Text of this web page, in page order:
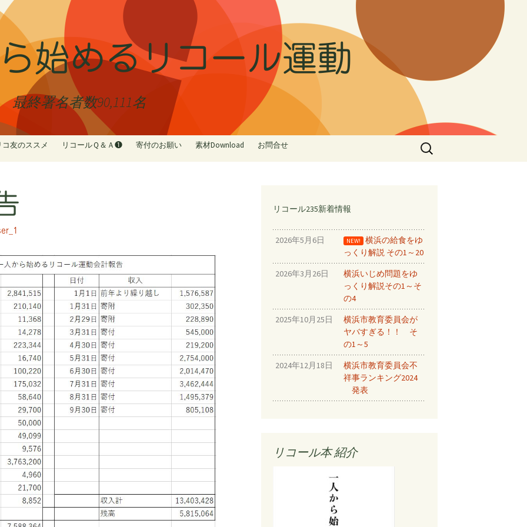
始めるリコール運動
終署名者数90,111名
コ友のススメ
コ友紹介
リコールＱ＆Ａ❶
Ｑ＆Ａ❷☆受任者について☆
寄付のお願い
素材Download
NoカジノGoリコール①
市民がリコールで止める！！
シール投票用ボードデータ⑦
リコールでカジノをとめる⑧
市民無視はリコールしちゃう
ぞ⑨
林市長をリコール！！⑩
リコールでカジノをとめろ！
QRコード付き⑪
市民無視はリコールしちゃう
ぞ QRコード付き⑫
受任者申込用紙0926 New!
受任者チラシ裏0926 New!
お問合せ
検
リコール235新着情報
2026年5月6日 NEW! 横浜の給食をゆ
っくり解説 その1～20
2026年3月26日
横浜いじめ問題をゆ
っくり解説その1～そ
の4
2025年10月25日
横浜市教育委員会が
ヤバすぎる！！ そ
の1～5
2024年12月18日
横浜市教育委員会不
祥事ランキング2024
発表
リコール本 紹介